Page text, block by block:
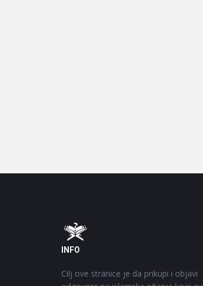
Footer
INFO
Cilj ove stranice je da prikupi i objavi